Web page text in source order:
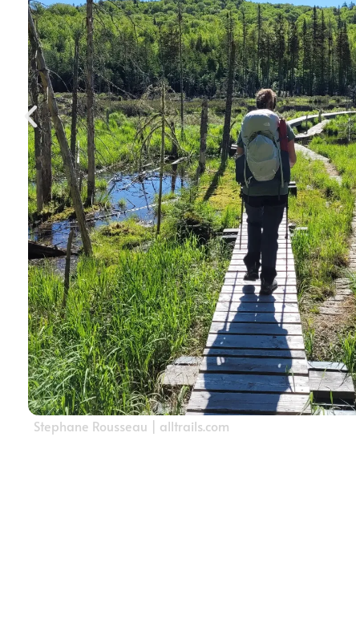
Stephane Rousseau | alltrails.com